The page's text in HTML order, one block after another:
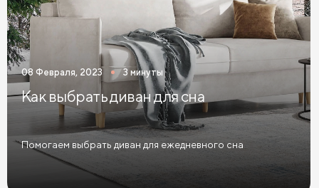
Кровати 200 х 200 с ящиками Кровати мятного цвета
Кровати тёмного цвета Кровати горчичного цвета
Кровати бирюзового цвета
Кровати в современном стиле Кровати в стиле лофт
Кровати в скандинавском стиле
Кровати в классическом стиле Кровати без изголовья
08 Февраля, 2023 3 минуты
Как выбрать диван для сна
Помогаем выбрать диван для ежедневного сна